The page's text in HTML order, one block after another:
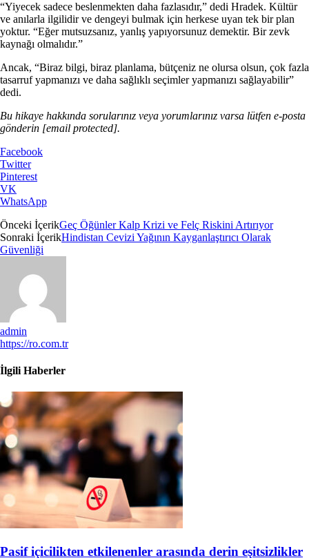
“Yiyecek sadece beslenmekten daha fazlasıdır,” dedi Hradek. Kültür
ve anılarla ilgilidir ve dengeyi bulmak için herkese uyan tek bir plan
yoktur. “Eğer mutsuzsanız, yanlış yapıyorsunuz demektir. Bir zevk
kaynağı olmalıdır.”
Ancak, “Biraz bilgi, biraz planlama, bütçeniz ne olursa olsun, çok fazla
tasarruf yapmanızı ve daha sağlıklı seçimler yapmanızı sağlayabilir”
dedi.
Bu hikaye hakkında sorularınız veya yorumlarınız varsa lütfen e-posta
gönderin [email protected].
Facebook
Twitter
Pinterest
VK
WhatsApp
Önceki İçerikGeç Öğünler Kalp Krizi ve Felç Riskini Artırıyor
Sonraki İçerikHindistan Cevizi Yağının Kayganlaştırıcı Olarak
Güvenliği
admin
https://ro.com.tr
İlgili Haberler
Pasif içicilikten etkilenenler arasında derin eşitsizlikler